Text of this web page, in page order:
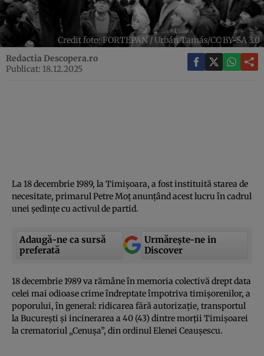
Credit foto: FORTEPAN / Urbán Tamás/CC BY-SA 3.0
Redactia Descopera.ro
Publicat: 18.12.2025
La 18 decembrie 1989, la Timişoara, a fost instituită starea de
necesitate, primarul Petre Moţ anunţând acest lucru în cadrul
unei şedinţe cu activul de partid.
Adaugă-ne ca sursă
preferată
Urmărește-ne in
Discover
18 decembrie 1989 va rămâne în memoria colectivă drept data
celei mai odioase crime îndreptate împotriva timişorenilor, a
poporului, în general: ridicarea fără autorizaţie, transportul
la Bucureşti şi incinerarea a 40 (43) dintre morţii Timişoarei
la crematoriul „Cenuşa”, din ordinul Elenei Ceauşescu.